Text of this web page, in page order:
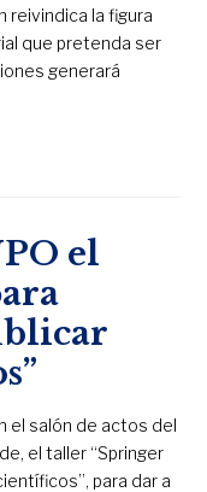
reivindica la figura
que pretenda ser
generará
el
el salón de actos del
el taller “Springer
para dar a